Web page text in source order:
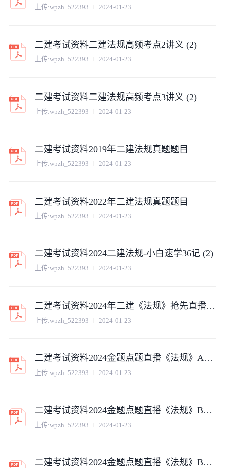
上传:wpzh_522393 2024-01-23
二建考试资料二建法规高频考点2讲义 (2)
上传:wpzh_522393 2024-01-23
二建考试资料二建法规高频考点3讲义 (2)
上传:wpzh_522393 2024-01-23
二建考试资料2019年二建法规真题题目
上传:wpzh_522393 2024-01-23
二建考试资料2022年二建法规真题题目
上传:wpzh_522393 2024-01-23
二建考试资料2024二建法规-小白速学36记 (2)
上传:wpzh_522393 2024-01-23
二建考试资料2024年二建《法规》抢先直播（文老师）
上传:wpzh_522393 2024-01-23
二建考试资料2024金题点题直播《法规》A卷答案 (2)
上传:wpzh_522393 2024-01-23
二建考试资料2024金题点题直播《法规》B卷 (2)
上传:wpzh_522393 2024-01-23
二建考试资料2024金题点题直播《法规》B卷答案